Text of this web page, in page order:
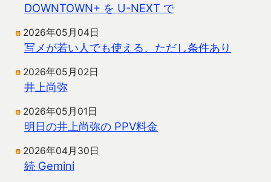
DOWNTOWN+ を U-NEXT で
2026年05月04日
写メが若い人でも使える、ただし条件あり
2026年05月02日
井上尚弥
2026年05月01日
明日の井上尚弥の PPV料金
2026年04月30日
続 Gemini